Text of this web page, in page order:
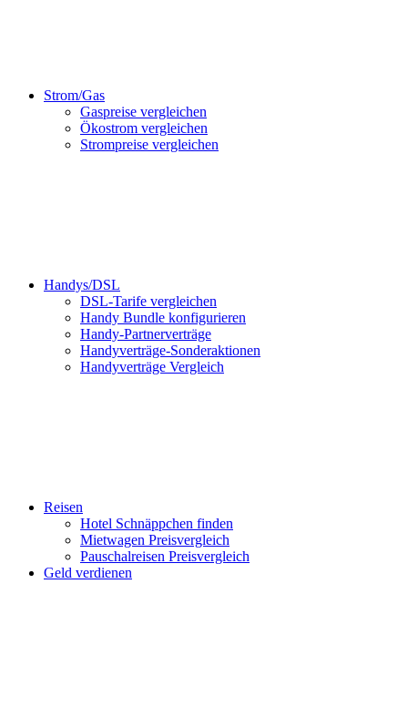
Strom/Gas
Gaspreise vergleichen
Ökostrom vergleichen
Strompreise vergleichen
Handys/DSL
DSL-Tarife vergleichen
Handy Bundle konfigurieren
Handy-Partnerverträge
Handyverträge-Sonderaktionen
Handyverträge Vergleich
Reisen
Hotel Schnäppchen finden
Mietwagen Preisvergleich
Pauschalreisen Preisvergleich
Geld verdienen